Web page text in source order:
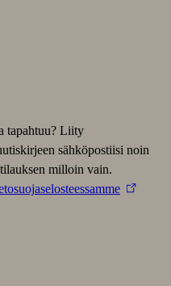
tapahtuu? Liity
sähköpostiisi noin
milloin vain.